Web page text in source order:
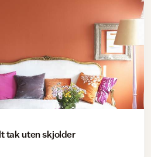
tak uten skjolder